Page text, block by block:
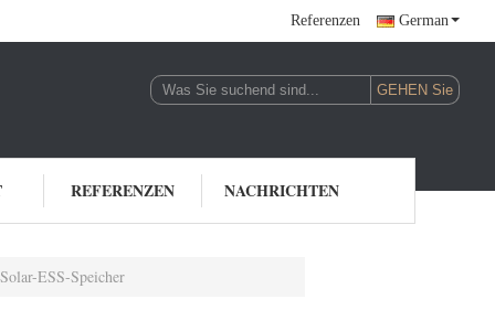
Referenzen German
REFERENZEN NACHRICHTEN
ESS-Speicher